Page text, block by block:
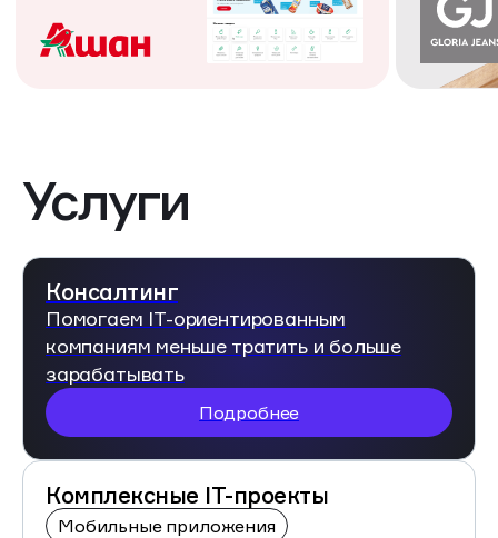
Услуги
Консалтинг
Помогаем IT-ориентированным
компаниям меньше тратить и больше
зарабатывать
Подробнее
Комплексные IT-проекты
Мобильные приложения